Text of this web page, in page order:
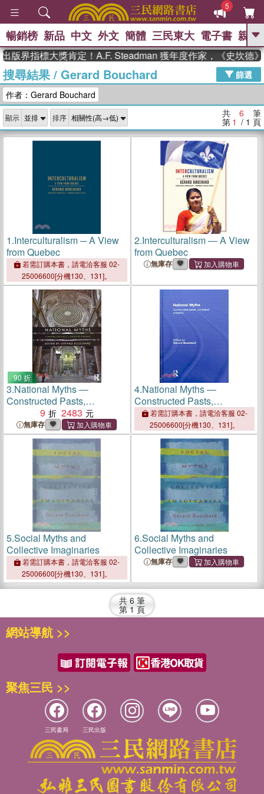
5
GO
熱搜： 東野圭吾 高希均教授回憶錄
、 The Odyssey 、 父親節 、 花開錦
李登輝時代 、 數學女孩：黎曼猜想
、
如果歷史是一
群喵 、 臺灣漫遊錄
暢銷榜 新品 中文 外文 簡體 三民東大 電子書 親子
版界指標大獎肯定！A.F. Steadman 獲年度作家，《史坎德》
搜尋結果/ Gerard Bouchard
篩選
作者：Gerard Bouchard
顯示 排序 共 6 筆
第 1 / 1 頁
1.Interculturalism ─ A View
from Quebec
若需訂購本書，請電洽客服 02-
25006600[分機130、131]。
2.Interculturalism ― A View
from Quebec
無庫存
90 折
3.National Myths ―
Constructed Pasts,
Contested Presents
9 2483
無庫存
4.National Myths ―
Constructed Pasts,
Contested Presents
若需訂購本書，請電洽客服 02-
25006600[分機130、131]。
5.Social Myths and
Collective Imaginaries
若需訂購本書，請電洽客服 02-
25006600[分機130、131]。
6.Social Myths and
Collective Imaginaries
無庫存
共 6 筆
第 1 頁
網站導航 >>
聚焦三民 >>
三民書局 三民出版